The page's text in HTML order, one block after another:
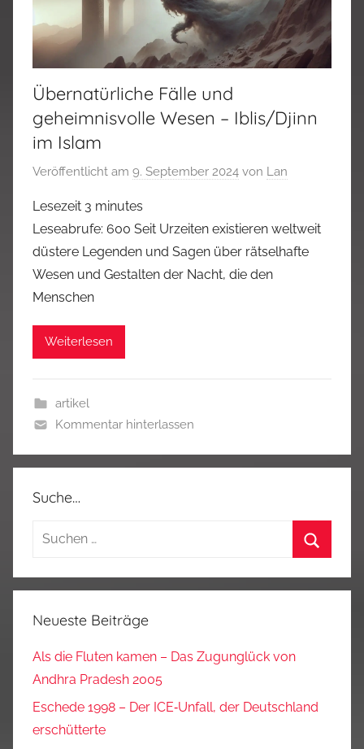
Übernatürliche Fälle und
geheimnisvolle Wesen – Iblis/Djinn
im Islam
Veröffentlicht am 9. September 2024 von Lan
Lesezeit 3 minutes
Leseabrufe: 600 Seit Urzeiten existieren weltweit
düstere Legenden und Sagen über rätselhafte
Wesen und Gestalten der Nacht, die den
Menschen
Weiterlesen
artikel
Kommentar hinterlassen
Suche…
Suchen
Neueste Beiträge
Als die Fluten kamen – Das Zugunglück von
Andhra Pradesh 2005
Eschede 1998 – Der ICE‑Unfall, der Deutschland
erschütterte